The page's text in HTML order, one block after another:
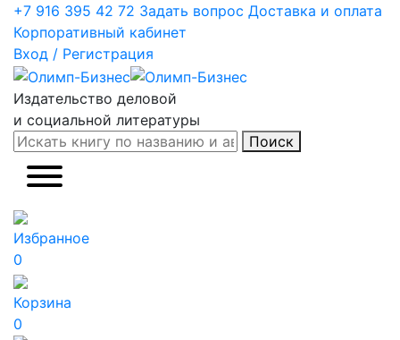
+7 916 395 42 72 Задать вопрос Доставка и оплата
Корпоративный кабинет
Вход / Регистрация
Издательство деловой
и социальной литературы
Поиск
Избранное
0
Корзина
0